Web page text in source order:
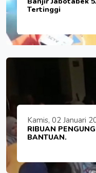
Tertinggi
Kamis, 02 Januari
RIBUAN
BANTUAN.